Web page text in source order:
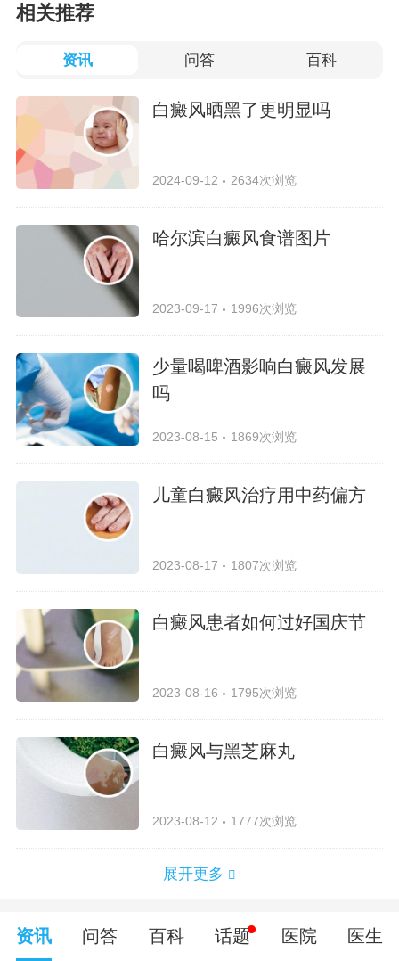
相关推荐
资讯 问答 百科
白癜风晒黑了更明显吗
2024-09-12 2634次浏览
哈尔滨白癜风食谱图片
2023-09-17 1996次浏览
少量喝啤酒影响白癜风发展
吗
2023-08-15 1869次浏览
儿童白癜风治疗用中药偏方
2023-08-17 1807次浏览
白癜风患者如何过好国庆节
2023-08-16 1795次浏览
白癜风与黑芝麻丸
2023-08-12 1777次浏览
展开更多
资讯 问答 百科 话题 医院 医生